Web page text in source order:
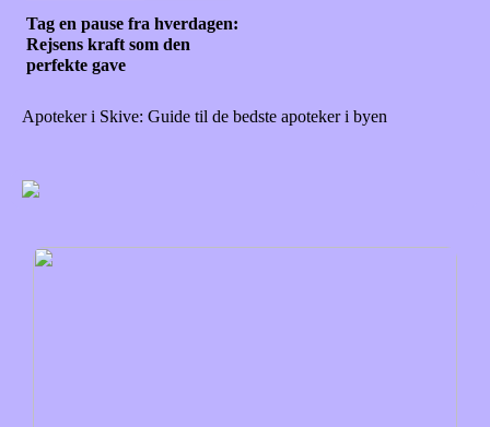
Tag en pause fra hverdagen:
Rejsens kraft som den
perfekte gave
Apoteker i Skive: Guide til de bedste apoteker i byen